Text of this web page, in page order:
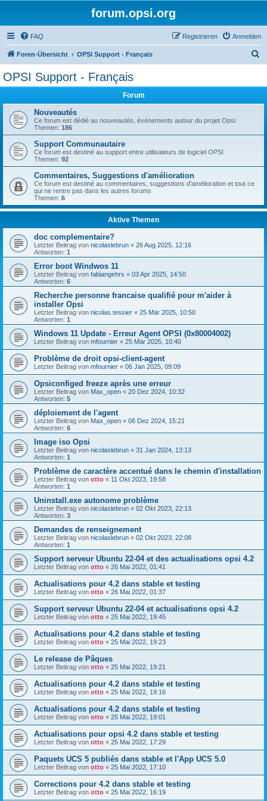
forum.opsi.org
FAQ Anmelden
Registrieren
Foren-Übersicht OPSI Support - Français
OPSI Support - Français
Forum
Nouveautés
Ce forum est dédié au nouveautés, événements autour du projet Opsi
Themen: 186
Support Communautaire
Ce forum est destiné au support entre utilisateurs de logiciel OPSI
Themen: 92
Commentaires, Suggestions d'amélioration
Ce forum est destiné au commentaires, suggestions d'amélioration et tout ce
qui ne rentre pas dans les autres forums
Themen: 6
Aktive Themen
doc complementaire?
Letzter Beitrag von nicolaslebrun « 26 Aug 2025, 12:16
Antworten: 1
Error boot Windwos 11
Letzter Beitrag von fabiangehrs « 03 Apr 2025, 14:50
Antworten: 6
Recherche personne francaise qualifié pour m'aider à
installer Opsi
Letzter Beitrag von nicolas.tessier « 25 Mär 2025, 10:50
Antworten: 1
Windows 11 Update - Erreur Agent OPSI (0x80004002)
Letzter Beitrag von mfournier « 25 Mär 2025, 10:40
Problème de droit opsi-client-agent
Letzter Beitrag von mfournier « 06 Jan 2025, 09:09
Opsiconfiged freeze après une erreur
Letzter Beitrag von Max_open « 20 Dez 2024, 10:32
Antworten: 5
déploiement de l'agent
Letzter Beitrag von Max_open « 06 Dez 2024, 15:21
Antworten: 6
Image iso Opsi
Letzter Beitrag von nicolaslebrun « 31 Jan 2024, 13:13
Antworten: 1
Problème de caractère accentué dans le chemin d'installation
Letzter Beitrag von otto « 11 Okt 2023, 19:58
Antworten: 1
Uninstall.exe autonome problème
Letzter Beitrag von nicolaslebrun « 02 Okt 2023, 22:13
Antworten: 3
Demandes de renseignement
Letzter Beitrag von nicolaslebrun « 02 Okt 2023, 22:08
Antworten: 1
Support serveur Ubuntu 22-04 et des actualisations opsi 4.2
Letzter Beitrag von otto « 26 Mai 2022, 01:41
Actualisations pour 4.2 dans stable et testing
Letzter Beitrag von otto « 26 Mai 2022, 01:37
Support serveur Ubuntu 22-04 et actualisations opsi 4.2
Letzter Beitrag von otto « 25 Mai 2022, 19:45
Actualisations pour 4.2 dans stable et testing
Letzter Beitrag von otto « 25 Mai 2022, 19:23
Le release de Pâques
Letzter Beitrag von otto « 25 Mai 2022, 19:21
Actualisations pour 4.2 dans stable et testing
Letzter Beitrag von otto « 25 Mai 2022, 19:16
Actualisations pour 4.2 dans stable et testing
Letzter Beitrag von otto « 25 Mai 2022, 19:01
Actualisations pour opsi 4.2 dans stable et testing
Letzter Beitrag von otto « 25 Mai 2022, 17:29
Paquets UCS 5 publiés dans stable et l'App UCS 5.0
Letzter Beitrag von otto « 25 Mai 2022, 17:10
Corrections pour 4.2 dans stable et testing
Letzter Beitrag von otto « 25 Mai 2022, 16:19